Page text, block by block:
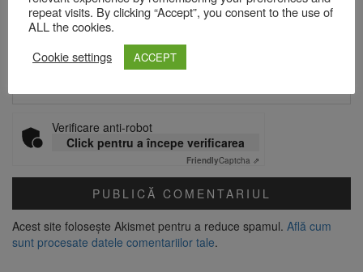
Site web
Verificare anti-robot
Click pentru a începe verificarea
FriendlyCaptcha ⇗
Acest site folosește Akismet pentru a reduce spamul. Află cum
sunt procesate datele comentariilor tale.
repeat visits. By clicking “Accept”, you consent to the use of
ALL the cookies.
Cookie settings
ACCEPT